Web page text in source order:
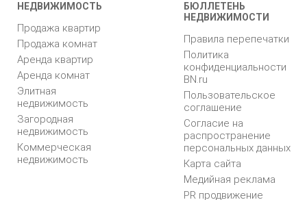
НЕДВИЖИМОСТЬ
Продажа квартир
Продажа комнат
Аренда квартир
Аренда комнат
Элитная
недвижимость
Загородная
недвижимость
Коммерческая
недвижимость
БЮЛЛЕТЕНЬ
НЕДВИЖИМОСТИ
Правила перепечатки
Политика
конфиденциальности
BN.ru
Пользовательское
соглашение
Согласие на
распространение
персональных данных
Карта сайта
Медийная реклама
PR продвижение